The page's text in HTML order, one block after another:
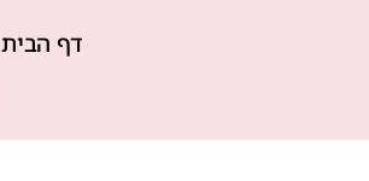
דף הבית